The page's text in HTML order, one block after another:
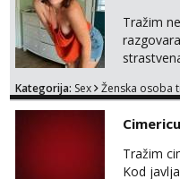
stil, bez
javnih
ugo...
Tražim
Voljela bi
ispod i
Kategorija: Sex Ženska osoba
Tražim
Kod